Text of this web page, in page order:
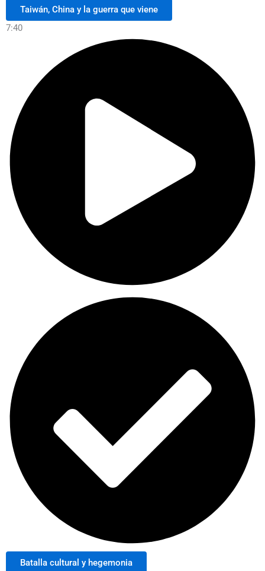
Taiwán, China y la guerra que viene
7:40
Batalla cultural y hegemonia